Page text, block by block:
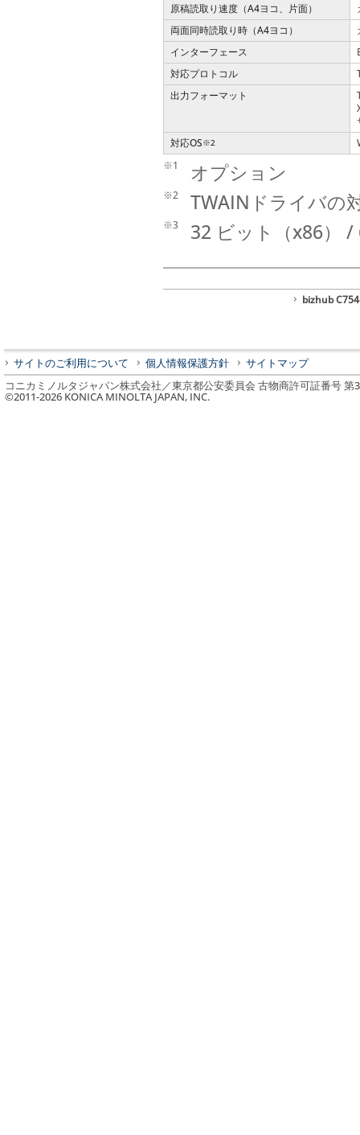
原稿読取り速度（A4ヨコ、片面）
両面同時読取り時（A4ヨコ）
インターフェース
対応プロトコル
出力フォーマット
対応OS※2
※1
オプション
※2 TWAINドライバの
※3 32 ビット（x86）
bizhub
サイトのご利用について 個人情報保護方針
サイトマップ
コニカミノルタジャパン株式会社／東京都公安委員会 古物商許可証番号 第
©2011-2026 KONICA MINOLTA JAPAN, INC.